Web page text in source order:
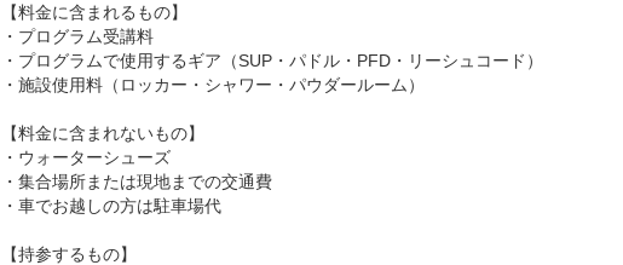
【料金に含まれるもの】
・プログラム受講料
・プログラムで使用するギア（SUP・パドル・PFD・リーシュコード）
・施設使用料（ロッカー・シャワー・パウダールーム）
【料金に含まれないもの】
・ウォーターシューズ
・集合場所または現地までの交通費
・車でお越しの方は駐車場代
【持参するもの】